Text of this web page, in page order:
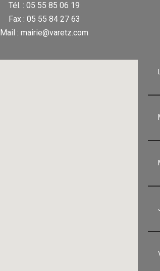
Tél. : 05 55 85 06 19
Fax : 05 55 84 27 63
Mail : mairie@varetz.com